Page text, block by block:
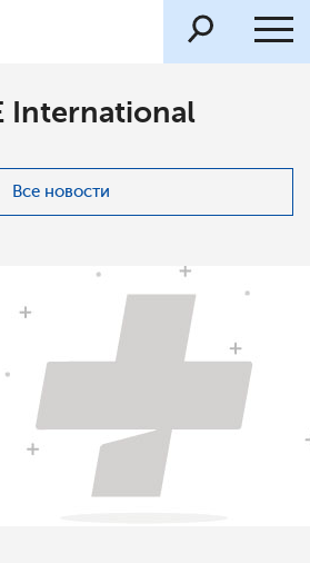
International
Все новости